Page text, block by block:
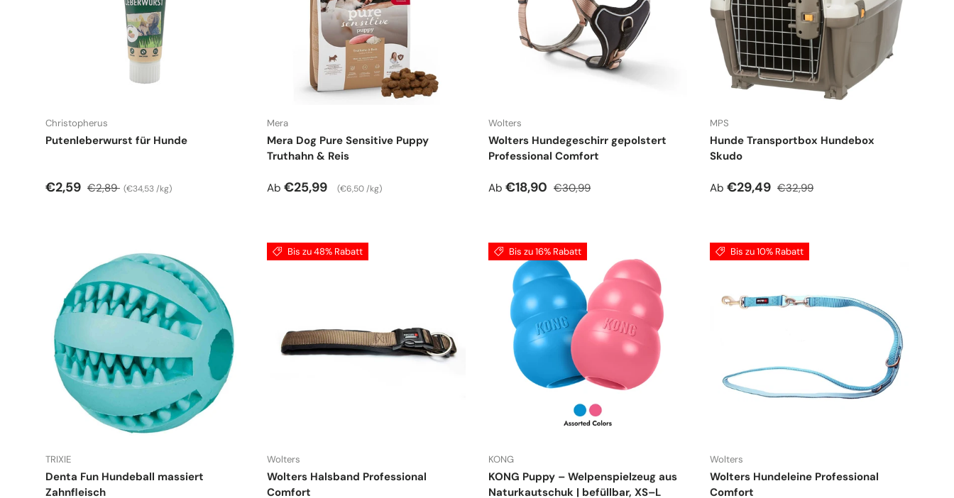
Christopherus
Putenleberwurst für Hunde
Verkaufspreis
€2,59 Normaler Preis
€2,89 Grundpreis
€34,53 /kg
Mera
Mera Dog Pure Sensitive Puppy
Truthahn & Reis
Normaler Preis
Ab €25,99 Grundpreis
€6,50 /kg
Wolters
Wolters Hundegeschirr gepolstert
Professional Comfort
Verkaufspreis
Ab €18,90 Normaler Preis
€30,99
MPS
Hunde Transportbox Hundebox
Skudo
Verkaufspreis
Ab €29,49 Normaler Preis
€32,99
TRIXIE
Denta Fun Hundeball massiert
Zahnfleisch
Bis zu 48% Rabatt
Wolters
Wolters Halsband Professional
Comfort
Bis zu 16% Rabatt
KONG
KONG Puppy – Welpenspielzeug aus
Naturkautschuk | befüllbar, XS–L
Bis zu 10% Rabatt
Wolters
Wolters Hundeleine Professional
Comfort